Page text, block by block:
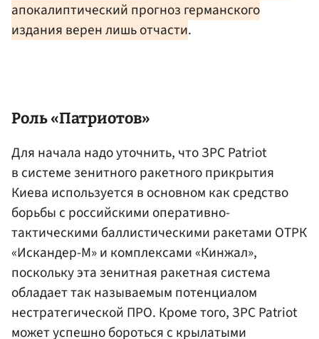
апокалиптический прогноз германского
издания верен лишь отчасти.
Роль «Патриотов»
Для начала надо уточнить, что ЗРС Patriot
в системе зенитного ракетного прикрытия
Киева используется в основном как средство
борьбы с российскими оперативно-
тактическими баллистическими ракетами ОТРК
«Искандер-М» и комплексами «Кинжал»,
поскольку эта зенитная ракетная система
обладает так называемым потенциалом
нестратегической ПРО. Кроме того, ЗРС Patriot
может успешно бороться с крылатыми